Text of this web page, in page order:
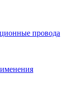
провода